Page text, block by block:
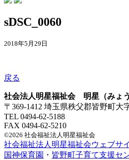
sDSC_0060
2018年5月29日
戻る
社会法人明星福祉会 明星（みょ
〒369-1412 埼玉県秩父郡皆野町大
TEL 0494-62-5188
FAX 0494-62-5210
©2026 社会福祉法人明星福祉会
社会福祉法人明星福祉会ウェブサ
国神保育園 ・ 皆野町子育て支援セ